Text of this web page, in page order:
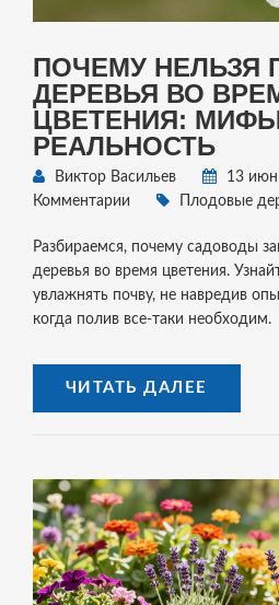
ПОЧЕМУ НЕЛЬЗЯ
ДЕРЕВЬЯ ВО
ЦВЕТЕНИЯ:
РЕАЛЬНОСТЬ
Виктор Васильев 13
Комментарии
Плодовые
Разбираемся, почему садоводы
деревья во время цветения.
увлажнять почву, не навредив
когда полив все-таки необходим.
ЧИТАТЬ ДАЛЕЕ